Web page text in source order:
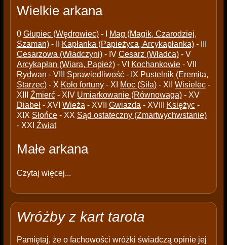
Wielkie arkana
0 Głupiec (Wędrowiec)- I
Mag (Magik, Czarodziej,
Szaman)- II Kapłanka (Papieżyca, Arcykapłanka)- III
Cesarzowa (Władczyni)- IV Cesarz (Władca)- V
Arcykapłan (Wiara, Papież)- VI Kochankowie- VII
Rydwan - VIII Sprawiedliwość- IX Pustelnik (Eremita,
Starzec)- X Koło fortuny- XI Moc (Siła)- XII Wisielec-
XIII Źmierć- XIV Umiarkowanie (Równowaga)- XV
Diabeł- XVI Wieża - XVII Gwiazda - XVIII Księżyc-
XIX Słońce- XX Sąd ostateczny (Zmartwychwstanie)
- XXI Źwiat
Małe arkana
Czytaj więcej...
Wróżby z kart tarota
Pamiętaj, że o fachowości wróżki świadczą opinie jej